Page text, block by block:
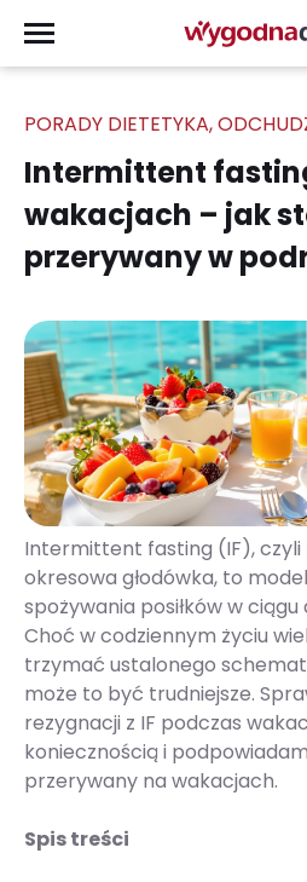
PORADY DIETETYKA,
Intermittent
wakacjach – jak
przerywany w
Intermittent fasting (IF),
okresowa głodówka, to
spożywania posiłków w
Choć w codziennym życiu
trzymać ustalonego
może to być trudniejsze.
rezygnacji z IF podczas
koniecznością i
przerywany na wakacjach.
Spis treści